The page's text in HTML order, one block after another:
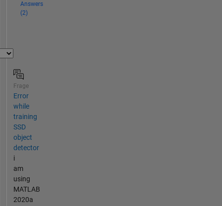
Answers
(2)
Frage
Error
while
training
SSD
object
detector
i
am
using
MATLAB
2020a